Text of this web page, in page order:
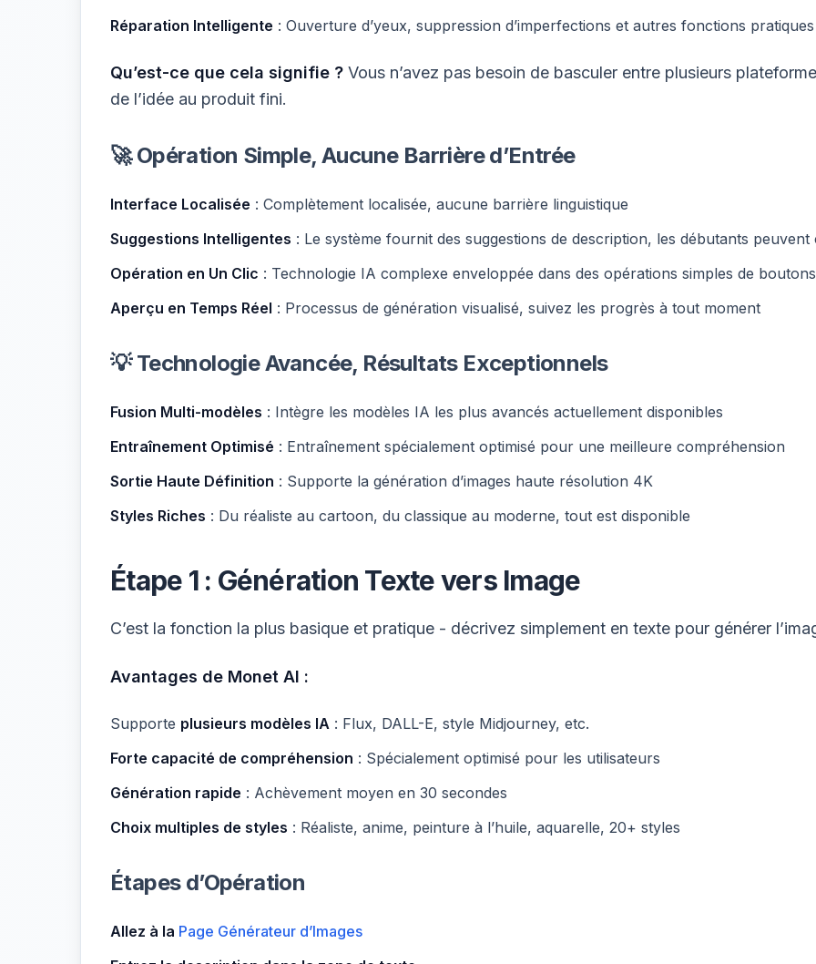
Réparation Intelligente : Ouverture d’yeux, suppression d’imperfections et autres fonctions pratiques
Qu’est-ce que cela signifie ? Vous n’avez pas besoin de basculer entre plusieurs
de l’idée au produit fini.
🚀 Opération Simple, Aucune Barrière d’Entrée
Interface Localisée : Complètement localisée, aucune barrière linguistique
Suggestions Intelligentes : Le système fournit des suggestions de description, les débutants
Opération en Un Clic : Technologie IA complexe enveloppée dans des opérations simples de boutons
Aperçu en Temps Réel : Processus de génération visualisé, suivez les progrès à tout moment
💡 Technologie Avancée, Résultats Exceptionnels
Fusion Multi-modèles : Intègre les modèles IA les plus avancés actuellement disponibles
Entraînement Optimisé : Entraînement spécialement optimisé pour une meilleure compréhension
Sortie Haute Définition : Supporte la génération d’images haute résolution 4K
Styles Riches : Du réaliste au cartoon, du classique au moderne, tout est disponible
Étape 1 : Génération Texte vers Image
C’est la fonction la plus basique et pratique - décrivez simplement en texte pour générer
Avantages de Monet AI :
Supporte plusieurs modèles IA : Flux, DALL-E, style Midjourney, etc.
Forte capacité de compréhension : Spécialement optimisé pour les utilisateurs
Génération rapide : Achèvement moyen en 30 secondes
Choix multiples de styles : Réaliste, anime, peinture à l’huile, aquarelle, 20+ styles
Étapes d’Opération
Allez à la Page Générateur d’Images